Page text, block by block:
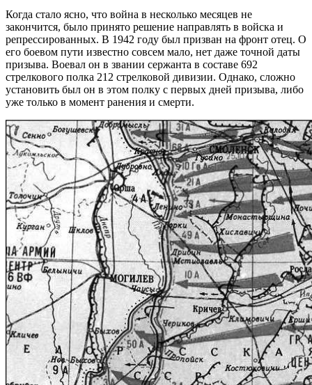
Когда стало ясно, что война в несколько месяцев не
закончится, было принято решение направлять в войска и
репрессированных. В 1942 году был призван на фронт отец. О
его боевом пути известно совсем мало, нет даже точной даты
призыва. Воевал он в звании сержанта в составе 692
стрелкового полка 212 стрелковой дивизии. Однако, сложно
установить был он в этом полку с первых дней призыва, либо
уже только в момент ранения и смерти.